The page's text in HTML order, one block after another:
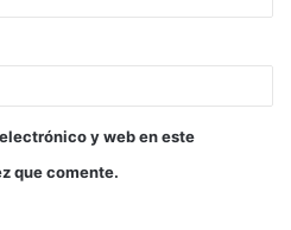
y web en este
que comente.